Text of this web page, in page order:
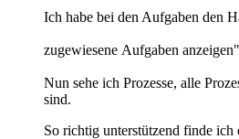
Ich habe bei den Aufgaben den
zugewiesene Aufgaben
Nun sehe ich Prozesse, alle
sind.
So richtig unterstützend finde ich